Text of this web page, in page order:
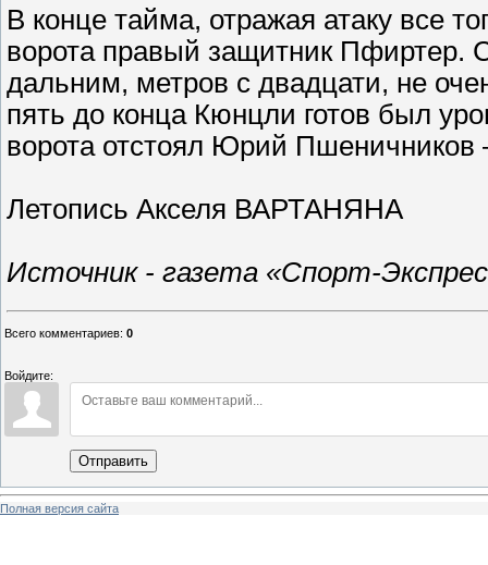
В конце тайма, отражая атаку все
ворота правый защитник Пфиртер.
дальним, метров с двадцати, не
пять до конца Кюнцли готов был
ворота отстоял Юрий
Летопись Акселя ВАРТАНЯНА
Источник - газета «Спорт-
Всего комментариев: 0
Войдите:
Отправить
Полная версия сайта